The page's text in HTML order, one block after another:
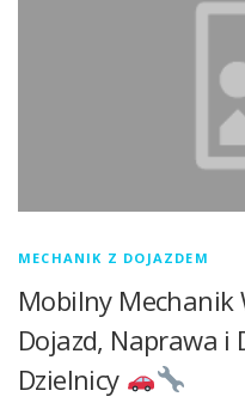
MECHANIK Z DOJAZDEM
Mobilny Mechanik
Dojazd, Naprawa i
Dzielnicy